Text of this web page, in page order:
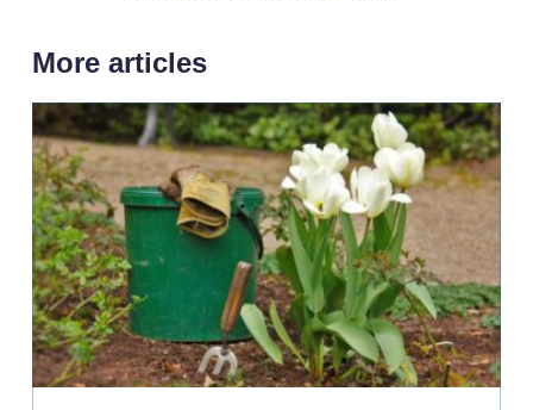
More articles